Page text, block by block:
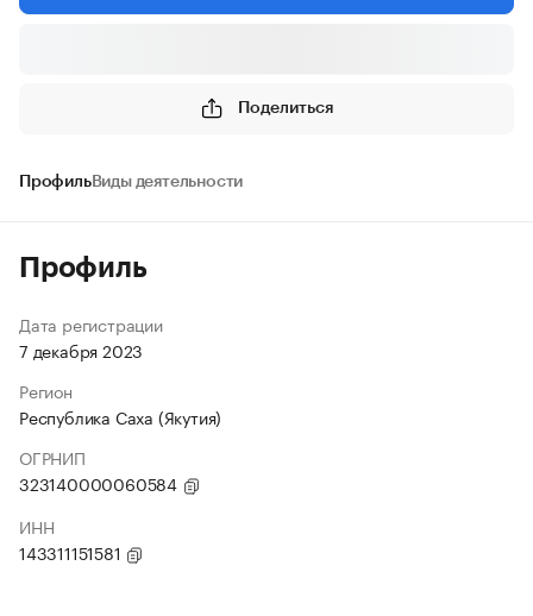
Поделиться
ПрофильВиды деятельности
Профиль
Дата регистрации
7 декабря 2023
Регион
Республика Саха (Якутия)
ОГРНИП
323140000060584
ИНН
143311151581